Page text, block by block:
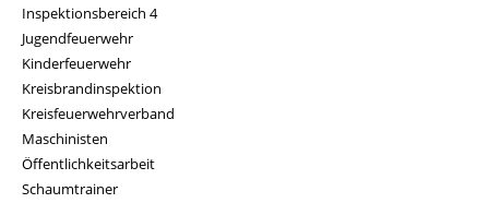
Inspektionsbereich 4
Jugendfeuerwehr
Kinderfeuerwehr
Kreisbrandinspektion
Kreisfeuerwehrverband
Maschinisten
Öffentlichkeitsarbeit
Schaumtrainer